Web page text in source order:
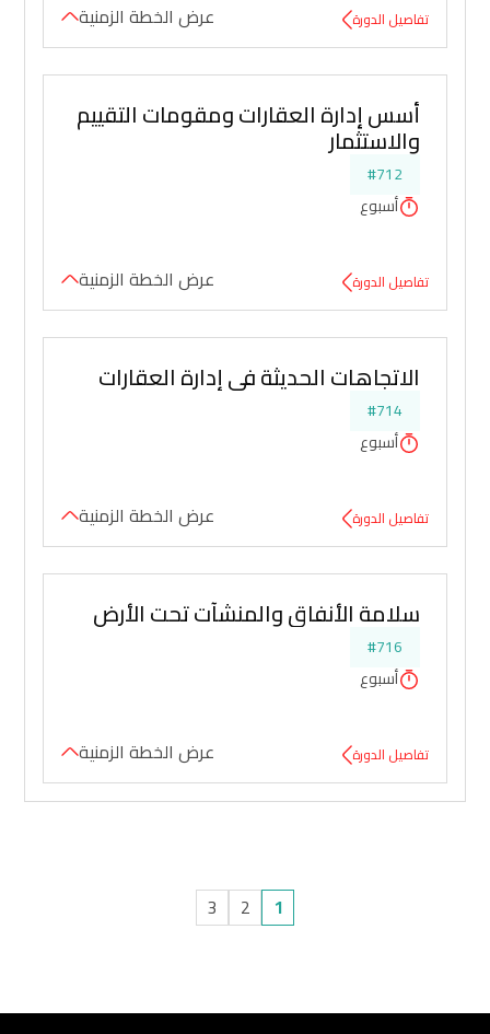
تفاصيل الدورة عرض الخطة الزمنية
أسس إدارة العقارات ومقومات التقييم
والاستثمار
#712
أسبوع
تفاصيل الدورة عرض الخطة الزمنية
الاتجاهات الحديثة في إدارة العقارات
#714
أسبوع
تفاصيل الدورة عرض الخطة الزمنية
سلامة الأنفاق والمنشآت تحت الأرض
#716
أسبوع
تفاصيل الدورة عرض الخطة الزمنية
1
2
3